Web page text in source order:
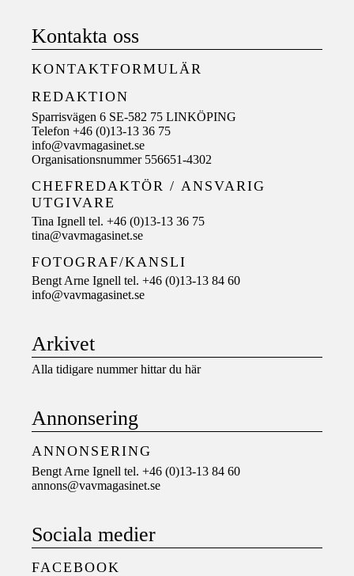
Kontakta oss
KONTAKTFORMULÄR
REDAKTION
Sparrisvägen 6 SE-582 75 LINKÖPING
Telefon +46 (0)13-13 36 75
info@vavmagasinet.se
Organisationsnummer 556651-4302
CHEFREDAKTÖR / ANSVARIG
UTGIVARE
Tina Ignell tel. +46 (0)13-13 36 75
tina@vavmagasinet.se
FOTOGRAF/KANSLI
Bengt Arne Ignell tel. +46 (0)13-13 84 60
info@vavmagasinet.se
Arkivet
Alla tidigare nummer hittar du här
Annonsering
ANNONSERING
Bengt Arne Ignell tel. +46 (0)13-13 84 60
annons@vavmagasinet.se
Sociala medier
FACEBOOK